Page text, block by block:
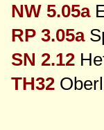
NW 5.05a
RP 3.05a
SN 2.12
TH32